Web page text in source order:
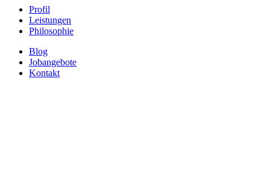
Profil
Leistungen
Philosophie
Blog
Jobangebote
Kontakt